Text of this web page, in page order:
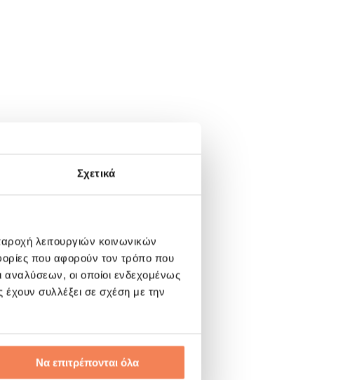
Σχετικά
λειτουργιών κοινωνικών
που αφορούν τον τρόπο που
αναλύσεων, οι οποίοι ενδεχομένως
συλλέξει σε σχέση με την
Να επιτρέπονται όλα